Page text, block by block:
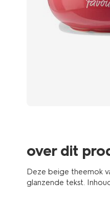
over dit
Deze beige theemok
glanzende tekst.